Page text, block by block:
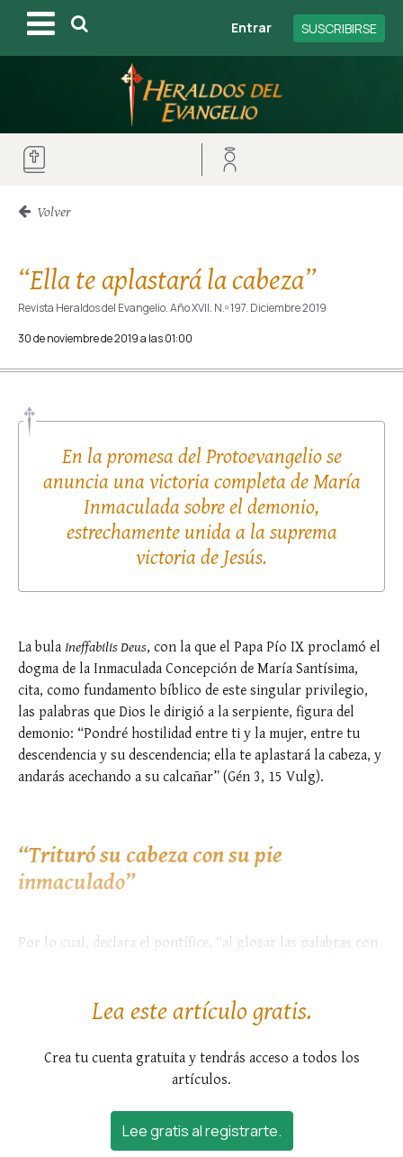
Entrar SUSCRIBIRSE
Volver
“Ella te aplastará la cabeza”
Revista Heraldos del Evangelio. Año XVII. N.º 197. Diciembre 2019
30 de noviembre de 2019 a las 01:00
En la promesa del Protoevangelio se
anuncia una victoria completa de María
Inmaculada sobre el demonio,
estrechamente unida a la suprema
victoria de Jesús.
La bulaIneffabilis Deus, con la que el Papa Pío IX proclamó el
dogma de la Inmaculada Concepción de María Santísima,
cita, como fundamento bíblico de este singular privilegio,
las palabras que Dios le dirigió a la serpiente, figura del
demonio: “Pondré hostilidad entre ti y la mujer, entre tu
descendencia y su descendencia; ella te aplastará la cabeza, y
andarás acechando a su calcañar” (Gén 3, 15 Vulg).
“Trituró su cabeza con su pie
inmaculado”
Por lo cual, declara el pontífice, “al glosar las palabras con
Lea este artículo gratis.
Crea tu cuenta gratuita y tendrás acceso a todos los
artículos.
Lee gratis al registrarte.